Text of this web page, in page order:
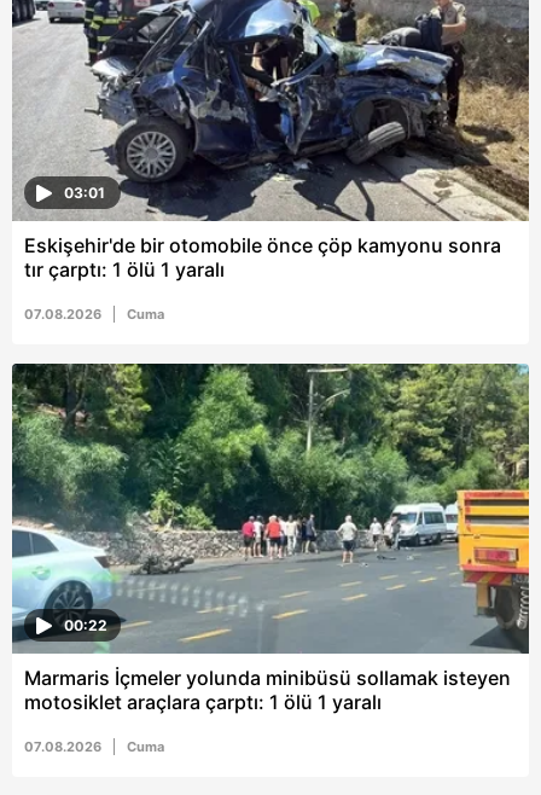
ilgili mevzuata uygun olarak kullanılan çerezlerle ilgili bilgi
almak için lütfentıklayınız.
03:01
Eskişehir'de bir otomobile önce çöp kamyonu sonra
tır çarptı: 1 ölü 1 yaralı
07.08.2026 Cuma
00:22
Marmaris İçmeler yolunda minibüsü sollamak isteyen
motosiklet araçlara çarptı: 1 ölü 1 yaralı
07.08.2026 Cuma